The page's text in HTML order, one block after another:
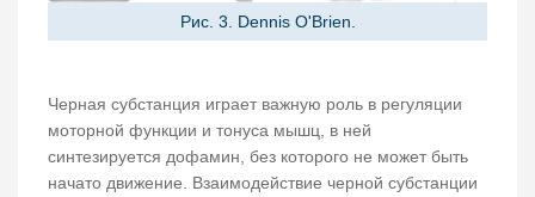
Рис. 3. Dennis O'Brien.
Черная субстанция играет важную роль в регуляции
моторной функции и тонуса мышц, в ней
синтезируется дофамин, без которого не может быть
начато движение. Взаимодействие черной субстанции